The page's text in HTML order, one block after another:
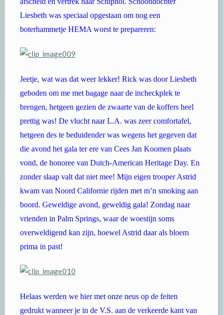
Liesbeth was speciaal opgestaan om nog een
boterhammetje HEMA worst te prepareren:
Jeetje, wat was dat weer lekker! Rick was door Liesbeth
geboden om me met bagage naar de incheckplek te
brengen, hetgeen gezien de zwaarte van de koffers heel
prettig was! De vlucht naar L.A. was zeer comfortafel,
hetgeen des te beduidender was wegens het gegeven dat
die avond het gala ter ere van Cees Jan Koomen plaats
vond, de honoree van Dutch-American Heritage Day. En
zonder slaap valt dat niet mee! Mijn eigen trooper Astrid
kwam van Noord Californie rijden met m’n smoking aan
boord. Geweldige avond, geweldig gala! Zondag naar
vrienden in Palm Springs, waar de woestijn soms
overweldigend kan zijn, hoewel Astrid daar als bloem
prima in past!
Helaas werden we hier met onze neus op de feiten
gedrukt wanneer je in de V.S. aan de verkeerde kant van